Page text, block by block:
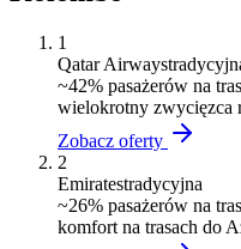
1
Qatar Airways
~42% pasażerów na
wielokrotny zwycięzca
Zobacz oferty
2
Emiratestradycyjna
~26% pasażerów na
komfort na trasach do